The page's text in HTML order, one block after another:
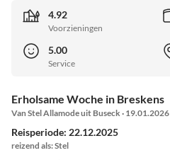
4.92
Voorzieningen
5.00
Service
Erholsame Woche in Breskens
Van Stel Allamode uit Buseck · 19.01.2026
Reisperiode: 22.12.2025
reizend als: Stel